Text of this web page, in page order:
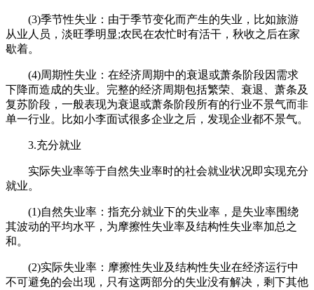
(3)季节性失业：由于季节变化而产生的失业，比如旅游
从业人员，淡旺季明显;农民在农忙时有活干，秋收之后在家
歇着。
(4)周期性失业：在经济周期中的衰退或萧条阶段因需求
下降而造成的失业。完整的经济周期包括繁荣、衰退、萧条及
复苏阶段，一般表现为衰退或萧条阶段所有的行业不景气而非
单一行业。比如小李面试很多企业之后，发现企业都不景气。
3.充分就业
实际失业率等于自然失业率时的社会就业状况即实现充分
就业。
(1)自然失业率：指充分就业下的失业率，是失业率围绕
其波动的平均水平，为摩擦性失业率及结构性失业率加总之
和。
(2)实际失业率：摩擦性失业及结构性失业在经济运行中
不可避免的会出现，只有这两部分的失业没有解决，剩下其他